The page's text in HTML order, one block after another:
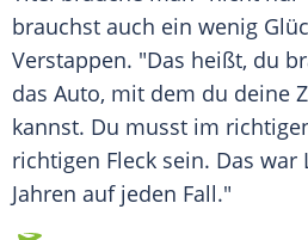
brauchst auch ein wenig
Verstappen. "Das heißt, du
das Auto, mit dem du deine
kannst. Du musst im
richtigen Fleck sein. Das war
Jahren auf jeden Fall."